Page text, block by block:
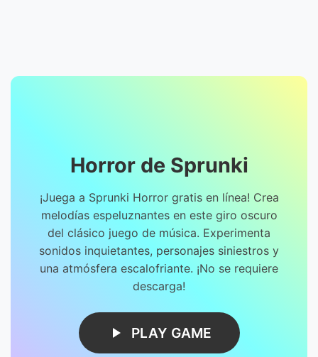
Horror de Sprunki
¡Juega a Sprunki Horror gratis en línea! Crea
melodías espeluznantes en este giro oscuro
del clásico juego de música. Experimenta
sonidos inquietantes, personajes siniestros y
una atmósfera escalofriante. ¡No se requiere
descarga!
PLAY GAME